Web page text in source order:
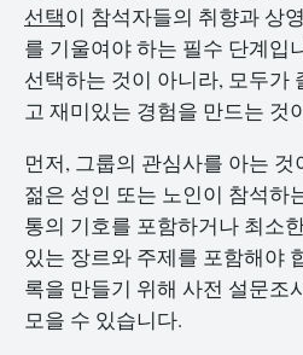
선택이 참석자들의 취향과 상
를 기울여야 하는 필수 단계입
선택하는 것이 아니라, 모두가
고 재미있는 경험을 만드는 것
먼저, 그룹의 관심사를 아는
젊은 성인 또는 노인이 참석하
통의 기호를 포함하거나 최소
있는 장르와 주제를 포함해야
록을 만들기 위해 사전 설문조
모을 수 있습니다.